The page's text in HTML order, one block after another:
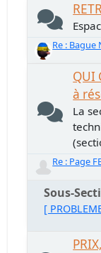
Re : Bague
QUI
à
La
Re : Page
Sous-
[